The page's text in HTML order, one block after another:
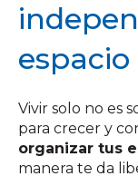
Vivir solo no es
para crecer y
organizar tus
manera te da